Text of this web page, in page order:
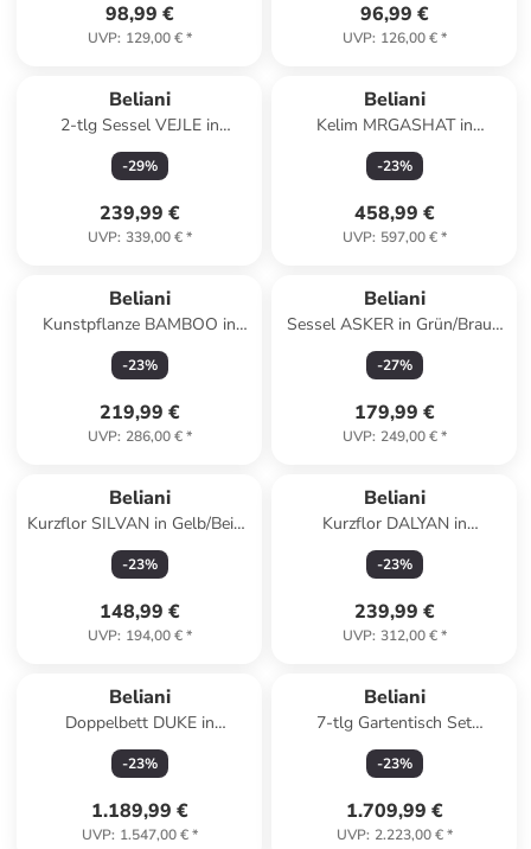
98,99 €
UVP: 129,00 €*
96,99 €
UVP: 126,00 €*
Beliani
2-tlg Sessel VEJLE in
Grün/Braun
-29%
239,99 €
UVP: 339,00 €*
Beliani
Kelim MRGASHAT in
Bunt/Blau/Rot - (W) 200 x (L)
300 cm
-23%
458,99 €
UVP: 597,00 €*
Beliani
Kunstpflanze BAMBOO in
Grün/Braun - (W) 85 x (H)
220 x (L) 85 cm
-23%
219,99 €
UVP: 286,00 €*
Beliani
Sessel ASKER in Grün/Braun
- (W) 70 x (H) 87 x (L) 74 cm
-27%
179,99 €
UVP: 249,00 €*
Beliani
Kurzflor SILVAN in Gelb/Beige
- (W) 140 x (H) 1 x (L) 200 cm
-23%
148,99 €
UVP: 194,00 €*
Beliani
Kurzflor DALYAN in
Bunt/Schwarz/Braun - (W)
140 x (H) 1 x (L) 200 cm
-23%
239,99 €
UVP: 312,00 €*
Beliani
Doppelbett DUKE in
Grau/Schwarz - (W) 180 x (H)
37 x (L) 200 cm
-23%
1.189,99 €
UVP: 1.547,00 €*
Beliani
7-tlg Gartentisch Set
CASCAIS in Grau
-23%
1.709,99 €
UVP: 2.223,00 €*